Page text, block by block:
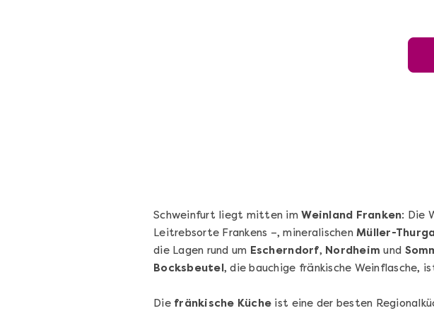
Freie
Schweinfurt liegt mitten imWeinland Franken: Die
Leitrebsorte Frankens –, mineralischen Müller-
die Lagen rund um Escherndorf, Nordheim und
Bocksbeutel, die bauchige fränkische Weinflasche,
Die fränkische Küche ist eine der besten